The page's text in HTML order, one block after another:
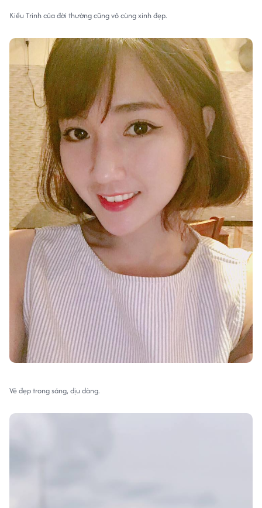
Kiều Trinh của đời thường cũng vô cùng xinh đẹp.
Vẻ đẹp trong sáng, dịu dàng.